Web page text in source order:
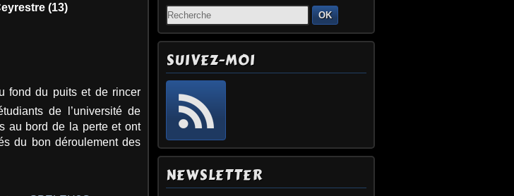
(13)
fond du puits et de rincer
de l’université de
au bord de la perte et ont
du bon déroulement des
OK
SUIVEZ-MOI
NEWSLETTER